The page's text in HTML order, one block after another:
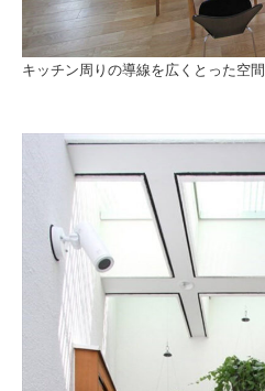
キッチン周りの導線を広くとった空間